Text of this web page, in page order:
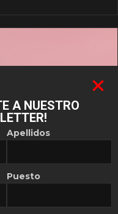
A NUESTRO
Apellidos
Puesto